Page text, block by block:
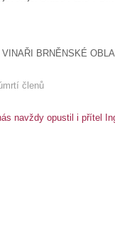
BRNĚNSKÉ
členů
navždy opustil i přítel